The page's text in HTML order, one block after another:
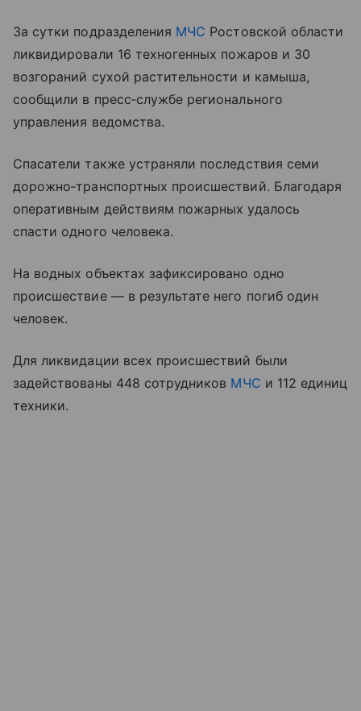
За сутки подразделения МЧС Ростовской области
ликвидировали 16 техногенных пожаров и 30
возгораний сухой растительности и камыша,
сообщили в пресс‑службе регионального
управления ведомства.
Спасатели также устраняли последствия семи
дорожно‑транспортных происшествий. Благодаря
оперативным действиям пожарных удалось
спасти одного человека.
На водных объектах зафиксировано одно
происшествие — в результате него погиб один
человек.
Для ликвидации всех происшествий были
задействованы 448 сотрудников МЧС и 112 единиц
техники.